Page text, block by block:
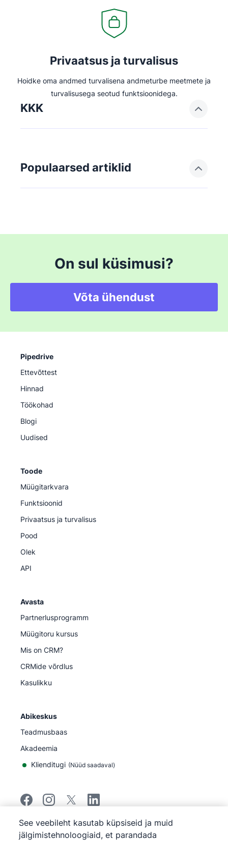
Privaatsus ja turvalisus
Hoidke oma andmed turvalisena andmeturbe meetmete ja
turvalisusega seotud funktsioonidega.
KKK
Populaarsed artiklid
On sul küsimusi?
Võta ühendust
Pipedrive
Ettevõttest
Hinnad
Töökohad
Blogi
Uudised
Toode
Müügitarkvara
Funktsioonid
Privaatsus ja turvalisus
Pood
Olek
API
Avasta
Partnerlusprogramm
Müügitoru kursus
Mis on CRM?
CRMide võrdlus
Kasulikku
Abikeskus
Teadmusbaas
Akadeemia
Klienditugi (Nüüd saadaval)
©2026Pipedrive
Pipedrive
Teenuse tingimused
See veebileht kasutab küpsiseid ja muid
jälgimistehnoloogiaid, et parandada